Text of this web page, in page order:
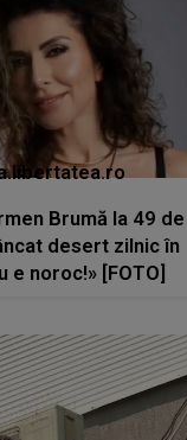
Brumă la 49 de
desert zilnic în
e noroc!» [FOTO]